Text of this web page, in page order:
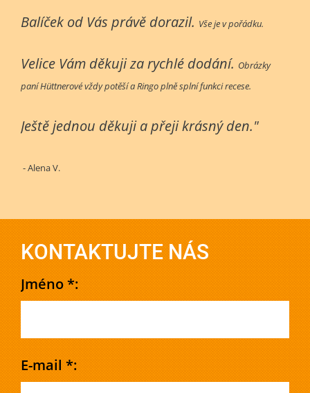
Balíček od Vás právě dorazil. Vše je v pořádku.
Velice Vám děkuji za rychlé dodání. Obrázky
paní Hüttnerové vždy potěší a Ringo plně splní funkci recese.
Ještě jednou děkuji a přeji krásný den."
- Alena V.
KONTAKTUJTE NÁS
Jméno *:
E-mail *: